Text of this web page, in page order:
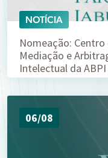
NOTÍCIA
Nomeação:
Mediação e
Intelectual da ABPI
06/08